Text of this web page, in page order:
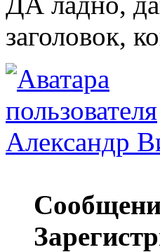
заголовок,
Александр